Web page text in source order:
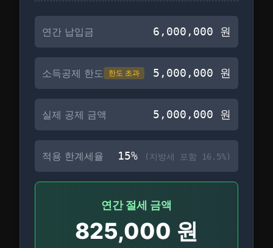
연간 납입금 6,000,000 원
소득공제 한도 한도 초과 5,000,000 원
실제 공제 금액 5,000,000 원
적용 한계세율 15% (지방세 포함 16.5%)
연간 절세 금액
825,000 원